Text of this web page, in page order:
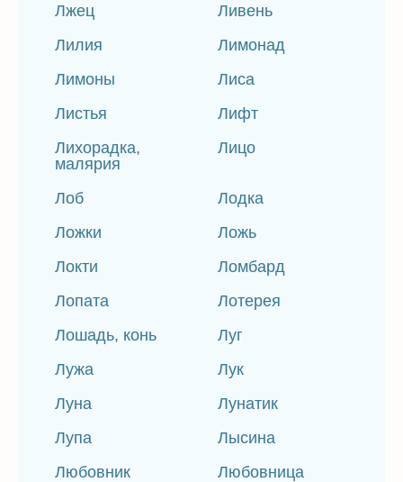
Лжец
Ливень
Лилия
Лимонад
Лимоны
Лиса
Листья
Лифт
Лихорадка,
малярия
Лицо
Лоб
Лодка
Ложки
Ложь
Локти
Ломбард
Лопата
Лотерея
Лошадь, конь
Луг
Лужа
Лук
Луна
Лунатик
Лупа
Лысина
Любовник
Любовница